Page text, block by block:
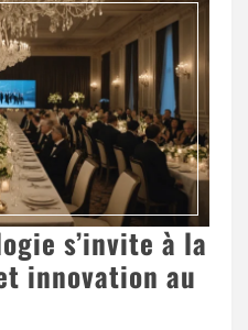
s’invite à la
innovation au